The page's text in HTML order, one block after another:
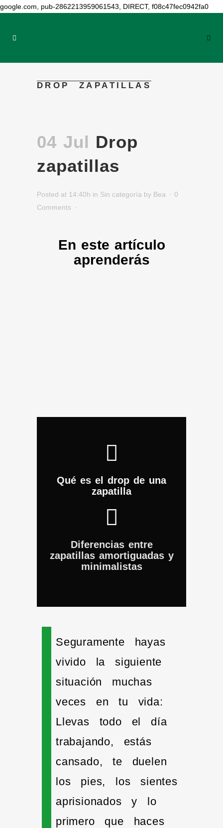
google.com, pub-2862213959061543, DIRECT, f08c47fec0942fa0
DROP ZAPATILLAS
04 Jul Drop
zapatillas
Posted at 14:40h in Sin categoría by Bea
0
Comments
En este artículo
aprenderás
Qué es el drop de una
zapatilla
Diferencias entre
zapatillas amortiguadas y
minimalistas
Seguramente hayas
vivido la siguiente
situación muchas
veces en tu vida:
Llevas todo el día
trabajando, estás
cansado, te duelen
los pies, los sientes
aprisionados y lo
primero que haces